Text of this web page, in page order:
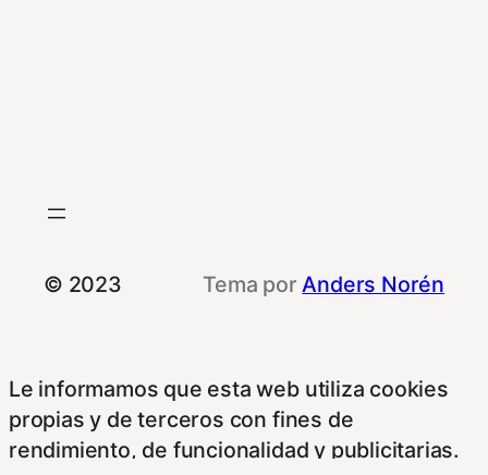
© 2023 Tema porAnders Norén
Le informamos que esta web utiliza cookies
propias y de terceros con fines de
rendimiento, de funcionalidad y publicitarias.